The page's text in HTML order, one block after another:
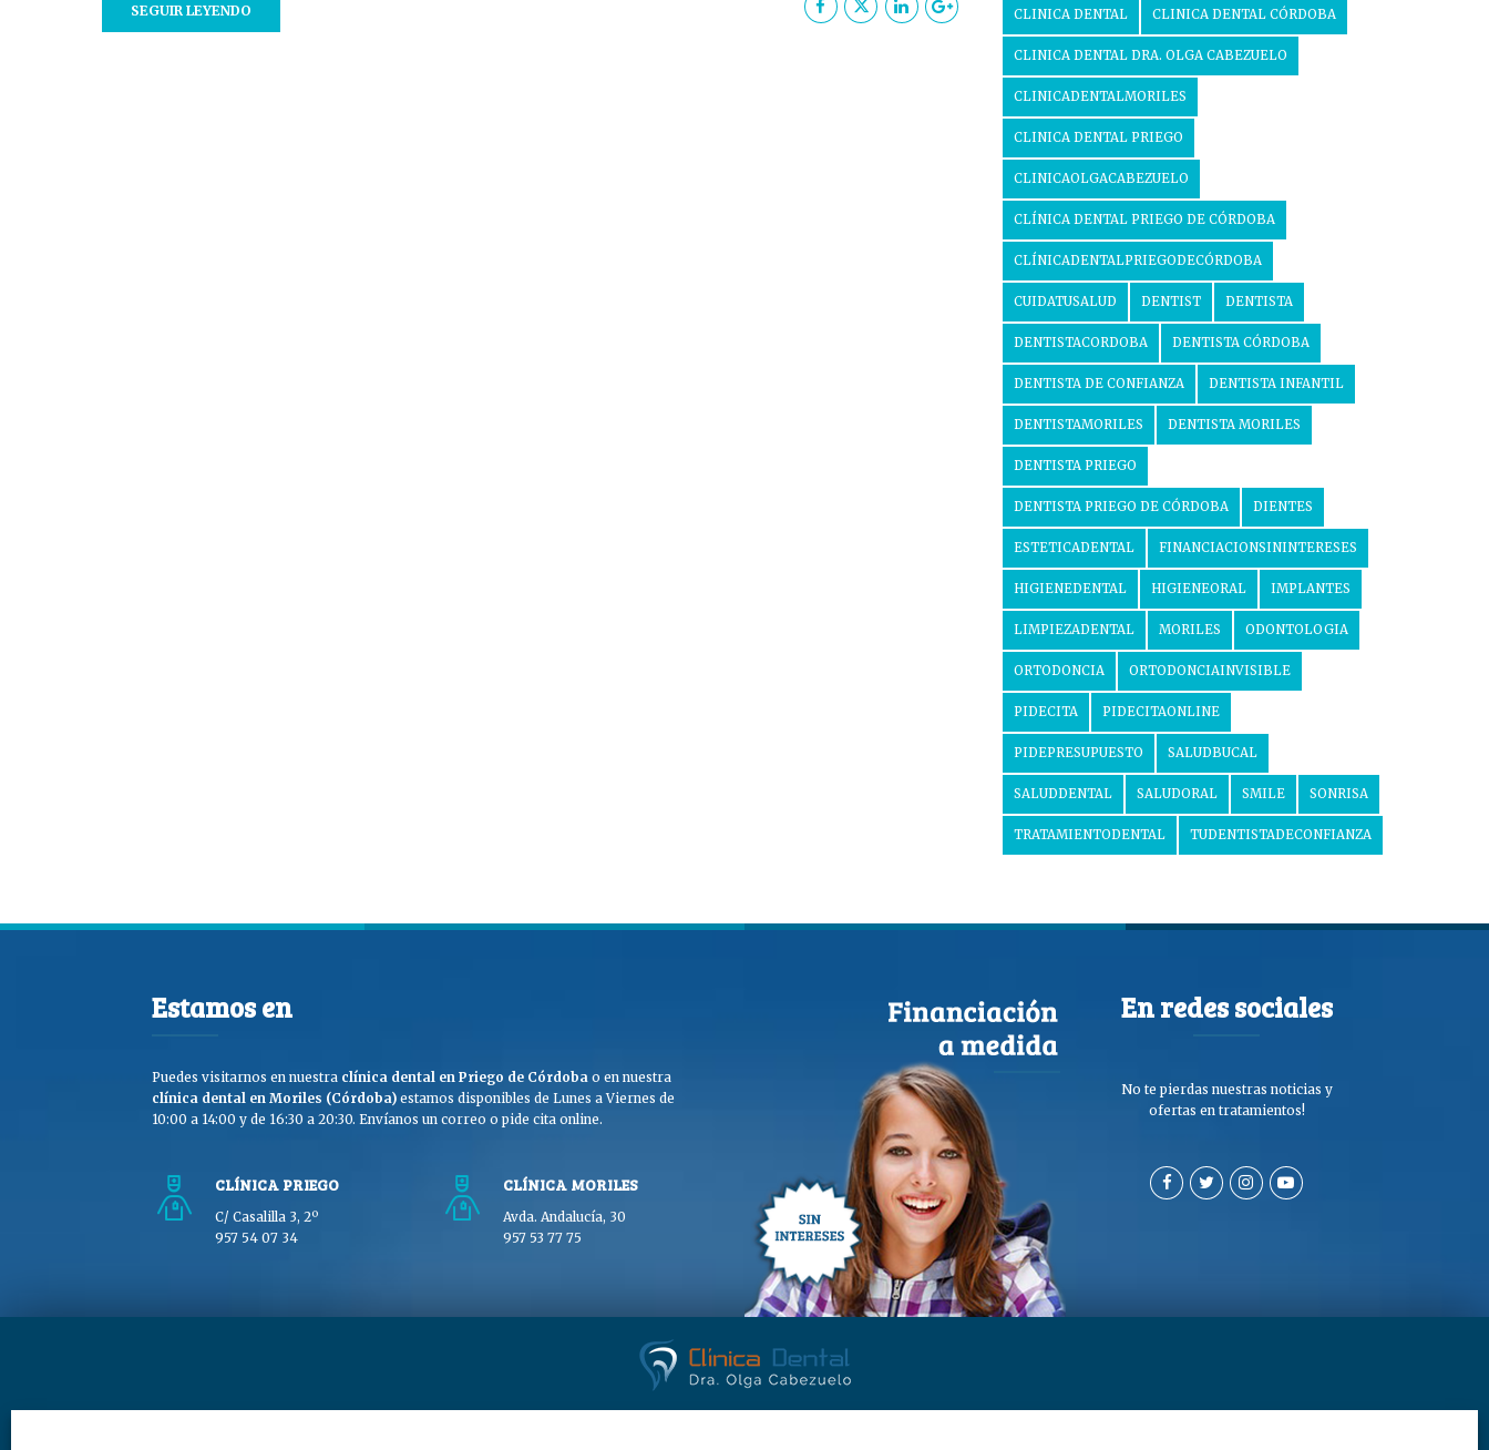
SEGUIR LEYENDO CLINICA DENTAL CLINICA DENTAL CÓRDOBA
CLINICA DENTAL DRA. OLGA CABEZUELO
CLINICADENTALMORILES
CLINICA DENTAL PRIEGO
CLINICAOLGACABEZUELO
CLÍNICA DENTAL PRIEGO DE CÓRDOBA
CLÍNICADENTALPRIEGODECÓRDOBA
CUIDATUSALUD DENTIST DENTISTA
DENTISTACORDOBA DENTISTA CÓRDOBA
DENTISTA DE CONFIANZA DENTISTA INFANTIL
DENTISTAMORILES DENTISTA MORILES
DENTISTA PRIEGO
DENTISTA PRIEGO DE CÓRDOBA DIENTES
ESTETICADENTAL FINANCIACIONSININTERESES
HIGIENEDENTAL HIGIENEORAL IMPLANTES
LIMPIEZADENTAL MORILES ODONTOLOGIA
ORTODONCIA ORTODONCIAINVISIBLE
PIDECITA PIDECITAONLINE
PIDEPRESUPUESTO SALUDBUCAL
SALUDDENTAL SALUDORAL SMILE SONRISA
TRATAMIENTODENTAL TUDENTISTADECONFIANZA
Estamos en
Puedes visitarnos en nuestra clínica dental en Priego de Córdoba o en nuestra
clínica dental en Moriles (Córdoba) estamos disponibles de Lunes a Viernes de
10:00 a 14:00 y de 16:30 a 20:30. Envíanos un correo o pide cita online.
CLÍNICA PRIEGO
C/ Casalilla 3, 2º
957 54 07 34
CLÍNICA MORILES
Avda. Andalucía, 30
957 53 77 75
En redes sociales
No te pierdas nuestras noticias y
ofertas en tratamientos!